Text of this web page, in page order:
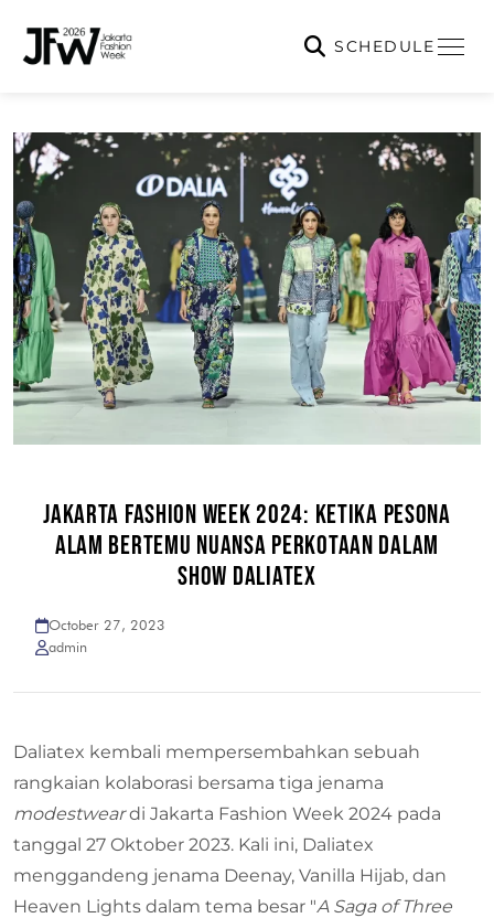
SCHEDULE
JAKARTA FASHION WEEK 2024: KETIKA PESONA
ALAM BERTEMU NUANSA PERKOTAAN DALAM
SHOW DALIATEX
October 27, 2023
admin
Daliatex kembali mempersembahkan sebuah
rangkaian kolaborasi bersama tiga jenama
modestweardi Jakarta Fashion Week 2024 pada
tanggal 27 Oktober 2023. Kali ini, Daliatex
menggandeng jenama Deenay, Vanilla Hijab, dan
Heaven Lights dalam tema besar "A Saga of Three